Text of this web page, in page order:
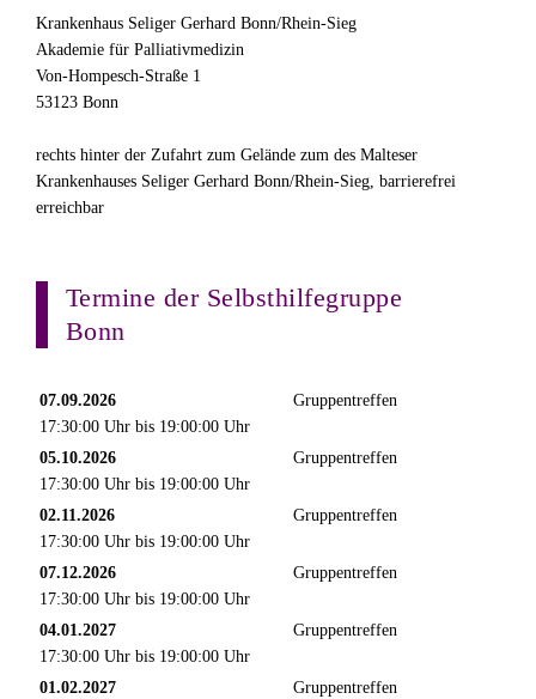
Krankenhaus Seliger Gerhard Bonn/Rhein-Sieg
Akademie für Palliativmedizin
Von-Hompesch-Straße 1
53123 Bonn
rechts hinter der Zufahrt zum Gelände zum des Malteser
Krankenhauses Seliger Gerhard Bonn/Rhein-Sieg, barrierefrei
erreichbar
Termine der Selbsthilfegruppe
Bonn
07.09.2026
17:30:00 Uhr bis 19:00:00 Uhr
Gruppentreffen
05.10.2026
17:30:00 Uhr bis 19:00:00 Uhr
Gruppentreffen
02.11.2026
17:30:00 Uhr bis 19:00:00 Uhr
Gruppentreffen
07.12.2026
17:30:00 Uhr bis 19:00:00 Uhr
Gruppentreffen
04.01.2027
17:30:00 Uhr bis 19:00:00 Uhr
Gruppentreffen
01.02.2027 Gruppentreffen